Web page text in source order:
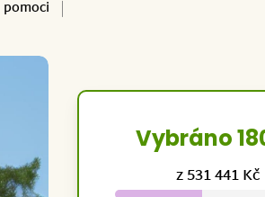
Vybráno
z 531 441